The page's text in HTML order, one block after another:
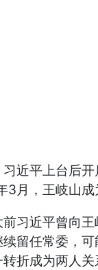
近平上台后
，王岐山
习近平曾向
留任常委，
折成为两人关